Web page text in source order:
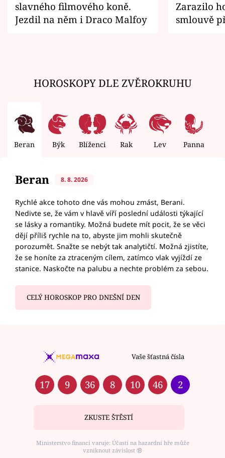
slavného filmového koně.
Jezdil na něm i Draco Malfoy
Zarazilo
smlouvě
HOROSKOPY DLE ZVĚROKRUHU
Beran Býk Blíženci Rak Lev Panna
Beran 8. 8. 2026
Rychlé akce tohoto dne vás mohou zmást, Berani.
Nedivte se, že vám v hlavě víří poslední události týkající
se lásky a romantiky. Možná budete mít pocit, že se věci
dějí příliš rychle na to, abyste jim mohli skutečně
porozumět. Snažte se nebýt tak analytičtí. Možná zjistíte,
že se honíte za ztraceným cílem, zatímco vlak vyjíždí ze
stanice. Naskočte na palubu a nechte problém za sebou.
CELÝ HOROSKOP PRO DNEŠNÍ DEN
Vaše šťastná čísla
17 9 36 8 10 46 2
ZKUSTE ŠTĚSTÍ
Ministerstvo financí varuje: Účastí na hazardní hře může
vzniknout závislost ⑱